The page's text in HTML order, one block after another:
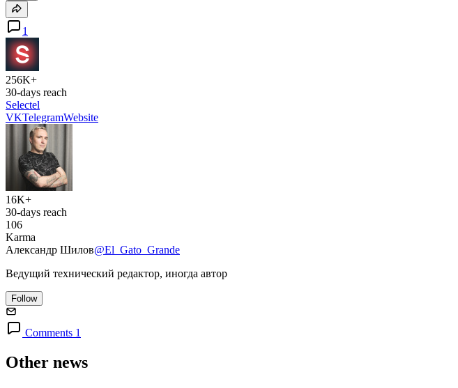
1
256K+
30-days reach
Selectel
VKTelegramWebsite
16K+
30-days reach
106
Karma
Александр Шилов@El_Gato_Grande
Ведущий технический редактор, иногда автор
Follow
Comments 1
Other news